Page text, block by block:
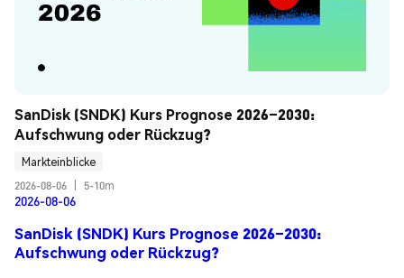
SanDisk (SNDK) Kurs Prognose 2026–2030:
Aufschwung oder Rückzug?
Markteinblicke
2026-08-06
5-10m
2026-08-06
SanDisk (SNDK) Kurs Prognose 2026–2030:
Aufschwung oder Rückzug?